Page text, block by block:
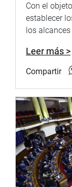
Con el
establecer
los alcances
Leer más >
Compartir